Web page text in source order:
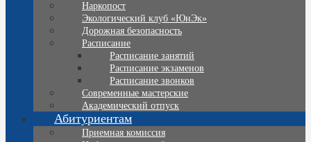
Наркопост
Экологический клуб «ЮнЭк»
Дорожная безопасность
Расписание
Расписание занятий
Расписание экзаменов
Расписание звонков
Современные мастерские
Академический отпуск
Абитуриентам
Приемная комиссия